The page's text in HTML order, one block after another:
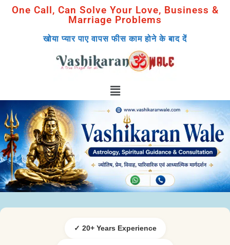
One Call, Can Solve Your Love, Business &
Marriage Problems
खोया प्यार पाए वापस फीस काम होने के बाद दें
✓ 20+ Years Experience